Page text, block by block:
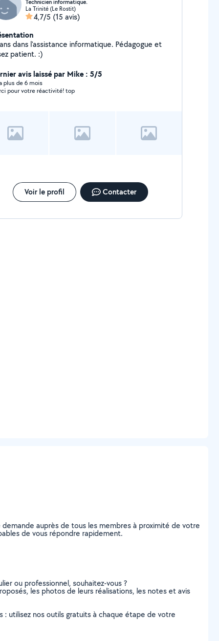
Technicien informatique.
La Trinité (Le Rostit)
4,7/5 (15 avis)
dans l'assistance informatique. Pédagogue et
patient. :)
avis laissé par Mike : 5/5
plus de 6 mois
pour votre réactivité! top
Voir le profil Contacter
auprès de tous les membres à proximité de votre
de vous répondre rapidement.
ou professionnel, souhaitez-vous ?
les photos de leurs réalisations, les notes et avis
: utilisez nos outils gratuits à chaque étape de votre